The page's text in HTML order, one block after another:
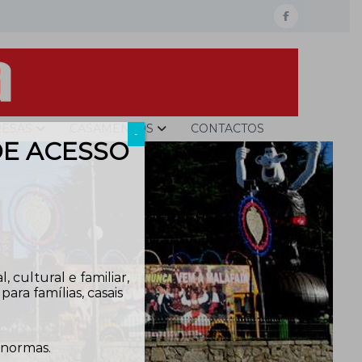
facebook
CASAMENTOS CONTACTOS
ACESSO
cultural e familiar,
famílias, casais
-